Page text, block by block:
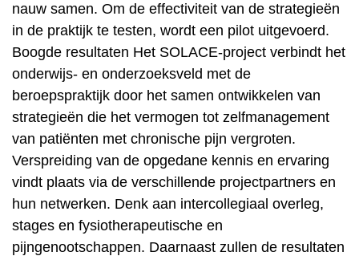
nauw samen. Om de effectiviteit van de strategieën
in de praktijk te testen, wordt een pilot uitgevoerd.
Boogde resultaten Het SOLACE-project verbindt het
onderwijs- en onderzoeksveld met de
beroepspraktijk door het samen ontwikkelen van
strategieën die het vermogen tot zelfmanagement
van patiënten met chronische pijn vergroten.
Verspreiding van de opgedane kennis en ervaring
vindt plaats via de verschillende projectpartners en
hun netwerken. Denk aan intercollegiaal overleg,
stages en fysiotherapeutische en
pijngenootschappen. Daarnaast zullen de resultaten